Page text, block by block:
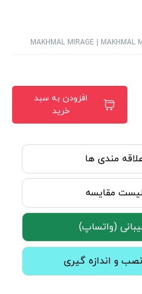
MAKHMAL MIRAGE | MAKHMAL
افزودن به سبد
خرید
مندی ها
مقایسه
(واتساپ)
و اندازه گیری